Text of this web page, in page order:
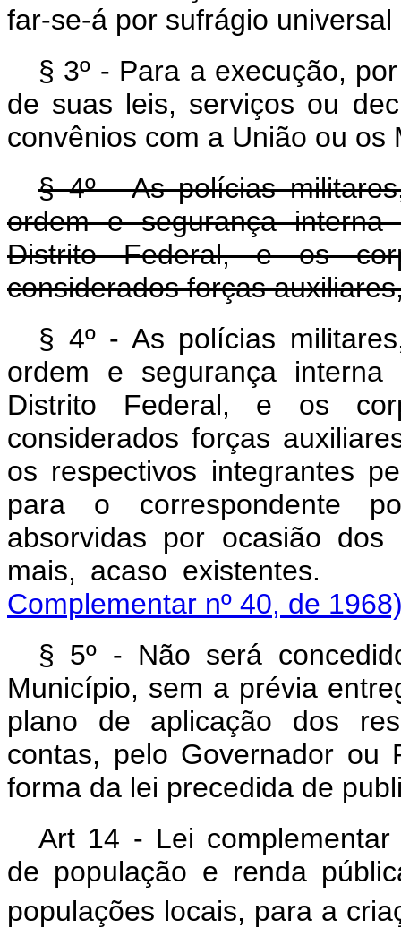
far-se-á por sufrágio
§ 3º - Para a execução,
de suas leis, serviços ou
convênios com a União ou os
§ 4º - As polícias
ordem e segurança
Distrito Federal, e os
considerados forças
§ 4º - As polícias
ordem e segurança
Distrito Federal, e os
considerados forças
os respectivos integrantes
para o correspondente
absorvidas por ocasião
mais, acaso
Complementar nº 40, de
§ 5º - Não será
Município, sem a prévia
plano de aplicação dos
contas, pelo Governador
forma da lei precedida de
Art 14 - Lei
de população e renda
populações locais, para a